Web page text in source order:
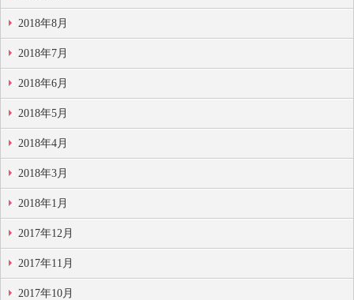
2018年8月
2018年7月
2018年6月
2018年5月
2018年4月
2018年3月
2018年1月
2017年12月
2017年11月
2017年10月